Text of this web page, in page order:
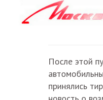
После этой
принялись